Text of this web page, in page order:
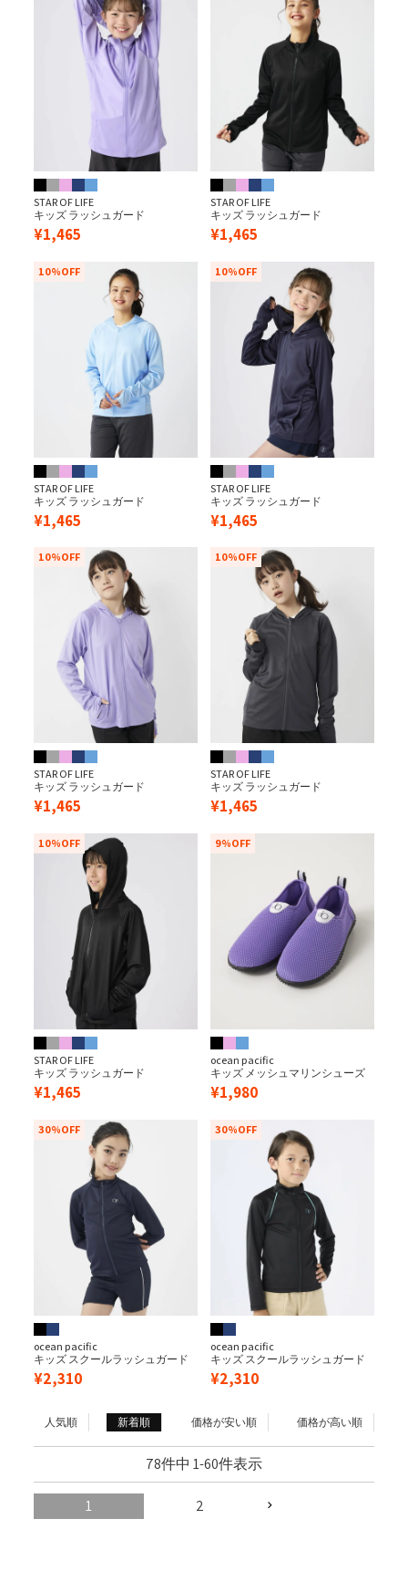
STAR OF LIFE
キッズ ラッシュガード
¥1,465
STAR OF LIFE
キッズ ラッシュガード
¥1,465
STAR OF LIFE
キッズ ラッシュガード
10%OFF
¥1,465
STAR OF LIFE
キッズ ラッシュガード
10%OFF
¥1,465
STAR OF LIFE
キッズ ラッシュガード
10%OFF
¥1,465
STAR OF LIFE
キッズ ラッシュガード
10%OFF
¥1,465
STAR OF LIFE
キッズ ラッシュガード
10%OFF
¥1,465
ocean pacific
キッズ メッシュマリンシューズ
9%OFF
¥1,980
ocean pacific
キッズ スクールラッシュガード
30%OFF
¥2,310
ocean pacific
キッズ スクールラッシュガード
30%OFF
¥2,310
人気順 新着順 価格が安い順 価格が高い順
78件中 1-60件表示
1 2